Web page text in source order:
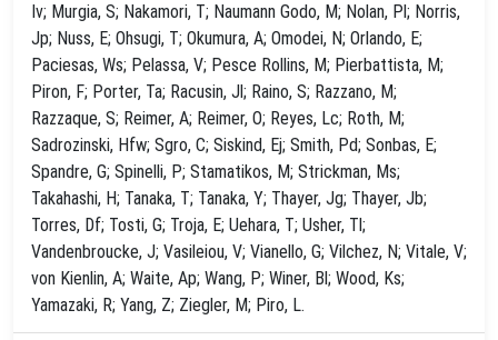
Iv; Murgia, S; Nakamori, T; Naumann Godo, M; Nolan, Pl; Norris,
Jp; Nuss, E; Ohsugi, T; Okumura, A; Omodei, N; Orlando, E;
Paciesas, Ws; Pelassa, V; Pesce Rollins, M; Pierbattista, M;
Piron, F; Porter, Ta; Racusin, Jl; Raino, S; Razzano, M;
Razzaque, S; Reimer, A; Reimer, O; Reyes, Lc; Roth, M;
Sadrozinski, Hfw; Sgro, C; Siskind, Ej; Smith, Pd; Sonbas, E;
Spandre, G; Spinelli, P; Stamatikos, M; Strickman, Ms;
Takahashi, H; Tanaka, T; Tanaka, Y; Thayer, Jg; Thayer, Jb;
Torres, Df; Tosti, G; Troja, E; Uehara, T; Usher, Tl;
Vandenbroucke, J; Vasileiou, V; Vianello, G; Vilchez, N; Vitale, V;
von Kienlin, A; Waite, Ap; Wang, P; Winer, Bl; Wood, Ks;
Yamazaki, R; Yang, Z; Ziegler, M; Piro, L.